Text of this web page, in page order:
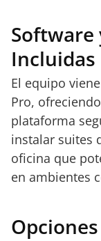
Software
Incluidas
El equipo
Pro,
plataforma
instalar suites
oficina que
en ambientes